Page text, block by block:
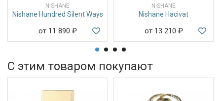
NISHANE
Nishane Hundred Silent Ways
от 11 890 ₽
NISHANE
Nishane Hacivat
от 13 210 ₽
С этим товаром покупают